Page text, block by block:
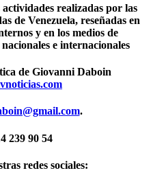
realizadas por las
de Venezuela, reseñadas en
y en los medios de
e internacionales
de Giovanni Daboin
.
239 90 54
redes sociales: